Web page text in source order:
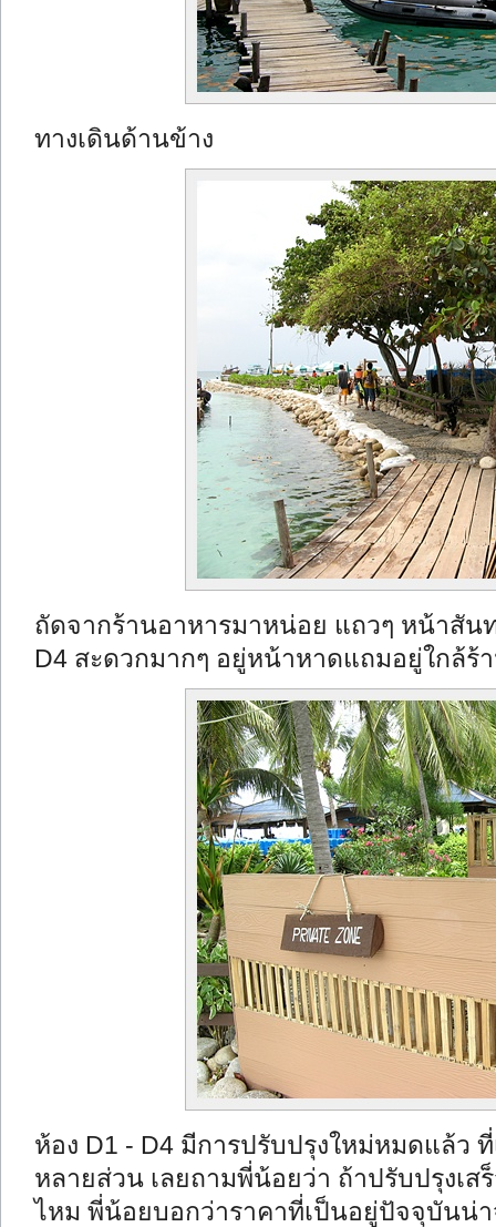
ทางเดินด้านข้าง
ถัดจากร้านอาหารมาหน่อย แถวๆ หน้าสัน
D4 สะดวกมากๆ อยู่หน้าหาดแถมอยู่ใกล้ร้
ห้อง D1 - D4 มีการปรับปรุงใหม่หมดแล้ว
หลายส่วน เลยถามพี่น้อยว่า ถ้าปรับปรุงเ
ไหม พี่น้อยบอกว่าราคาที่เป็นอยู่ปัจจุบันน่